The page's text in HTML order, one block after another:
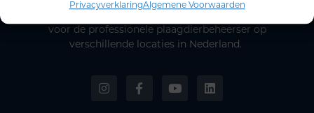
PrivacyverklaringAlgemene Voorwaarden
voor de professionele plaagdierbeheerser op
verschillende locaties in Nederland.